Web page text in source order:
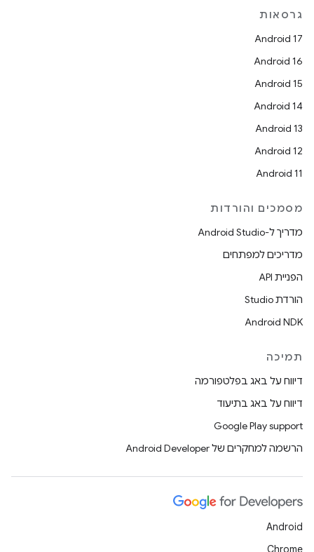
גרסאות
Android 17
Android 16
Android 15
Android 14
Android 13
Android 12
Android 11
מסמכים והורדות
מדריך ל-Android Studio
מדריכים למפתחים
הפניית API
הורדת Studio
Android NDK
תמיכה
דיווח על באג בפלטפורמה
דיווח על באג בתיעוד
Google Play support
הרשמה למחקרים של Android Developer
Android
Chrome